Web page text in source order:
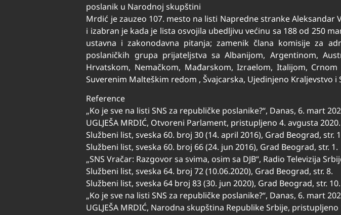
poslanik u Narodnoj skupštini
Mrdić je zauzeo 107. mesto na listi Napredne stranke
i izabran je kada je lista osvojila ubedljivu većinu sa 188 od 250
ustavna i zakonodavna pitanja; zamenik člana komisije za
poslaničkih grupa prijateljstva sa Albanijom, Argentinom,
Hrvatskom, Nemačkom, Mađarskom, Izraelom, Italijom,
Suverenim Malteškim redom , Švajcarska, Ujedinjeno Kraljevstvo i
Reference
„Ko je sve na listi SNS za republičke poslanike?“, Danas, 6. mart
UGLJEŠA MRDIĆ, Otvoreni Parlament, pristupljeno 4. avgusta 2020.
Službeni list, sveska 60. broj 30 (14. april 2016), Grad Beograd, str.
Službeni list, sveska 60. broj 66 (24. jun 2016), Grad Beograd, str. 1.
„SNS Vračar: Razgovor sa svima, osim sa DJB“, Radio Televizija
Službeni list, sveska 64. broj 72 (10.06.2020), Grad Beograd, str. 8.
Službeni list, sveska 64 broj 83 (30. jun 2020), Grad Beograd, str. 10.
„Ko je sve na listi SNS za republičke poslanike?“, Danas, 6. mart
UGLJEŠA MRDIĆ, Narodna skupština Republike Srbije, pristupljeno